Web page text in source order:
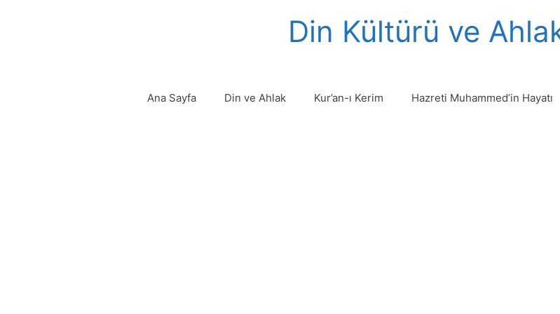
Din Kültürü ve
Ana Sayfa Din ve Ahlak Kur’an-ı Kerim Hazreti Muhammed’in Hayatı